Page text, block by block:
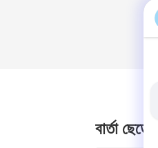
বার্তা ছেড়ে